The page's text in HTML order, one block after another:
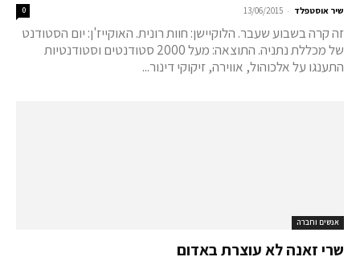
שיר אוסטפלד -
13/06/2015
0
זה קרה בשבוע שעבר. הלוקיישן: חוות רונית. האוקייז'ן: יום הסטודנט
של מכללת נתניה. התוצאה: מעל 2000 סטודנטים וסטודנטיות
התענגו על אלכוהול, אווירה, זיקוקי דינור...
אנשים וחברה
שרי זאנה לא עוצרת באדום